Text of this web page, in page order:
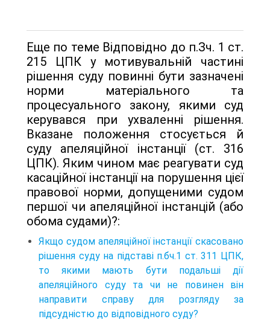
Еще по теме Відповідно до п.Зч. 1 ст.
215 ЦПК у мотивувальній частині
рішення суду повинні бути зазначені
норми матеріального та
процесуального закону, якими суд
керувався при ухваленні рішення.
Вказане положення стосується й
суду апеляційної інстанції (ст. 316
ЦПК). Яким чином має реагувати суд
касаційної інстанції на порушення цієї
правової норми, допущеними судом
першої чи апеляційної інстанцій (або
обома судами)?:
Якщо судом апеляційної інстанції скасовано
рішення суду на підставі п.бч.1 ст. 311 ЦПК,
то якими мають бути подальші дії
апеляційного суду та чи не повинен він
направити справу для розгляду за
підсудністю до відповідного суду?